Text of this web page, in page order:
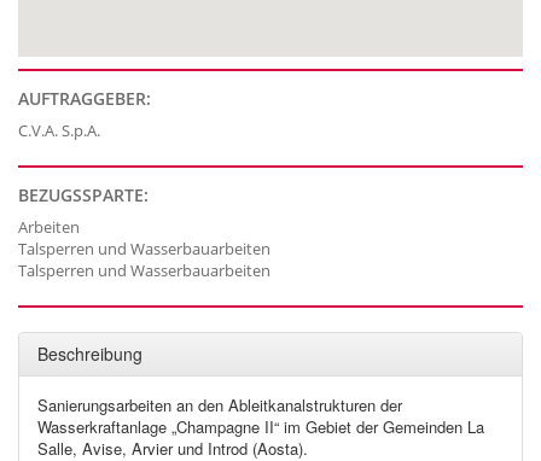
AUFTRAGGEBER:
C.V.A. S.p.A.
BEZUGSSPARTE:
Arbeiten
Talsperren und Wasserbauarbeiten
Talsperren und Wasserbauarbeiten
Beschreibung
Sanierungsarbeiten an den Ableitkanalstrukturen der
Wasserkraftanlage „Champagne II“ im Gebiet der Gemeinden La
Salle, Avise, Arvier und Introd (Aosta).